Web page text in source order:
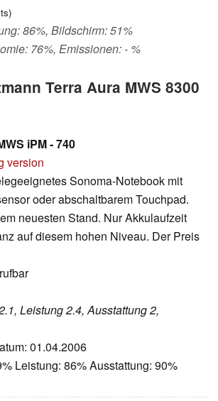
86%, Bildschirm: 51%
76%, Emissionen: - %
Terra Aura MWS 8300
iPM - 740
version
Sonoma-Notebook mit
oder abschaltbarem Touchpad.
neuesten Stand. Nur Akkulaufzeit
auf diesem hohen Niveau. Der Preis
Leistung 2.4, Ausstattung 2,
01.04.2006
Leistung: 86% Ausstattung: 90%